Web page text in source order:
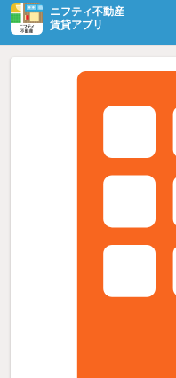
ニフティ不動産
賃貸アプリ